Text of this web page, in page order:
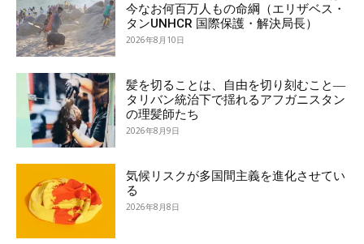
今なお何百万人もの命綱（エリザベス・
タンUNHCR 国際保護・解決局長）
2026年8月10日
髪を切ることは、自由を切り刻むこと―
タリバン統治下で揺れるアフガニスタン
の理髪師たち
2026年8月9日
気候リスクが多国間主義を進化させてい
る
2026年8月8日